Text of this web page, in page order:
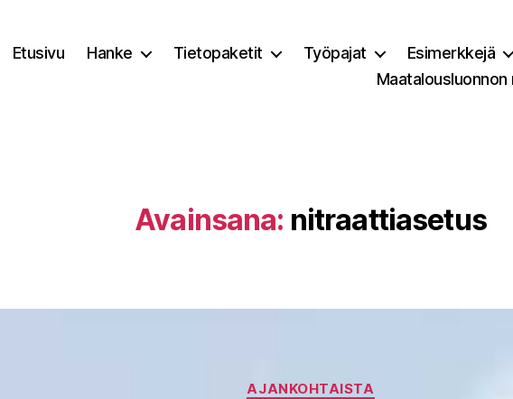
Etusivu Hanke Tietopaketit Työpajat Esimerkkejä
Avainsana: nitraattiasetus
Kategoriat
AJANKOHTAISTA